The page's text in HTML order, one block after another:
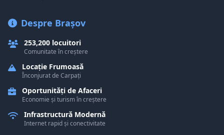
Despre Brașov
253,200 locuitori
Comunitate în creștere
Locație Frumoasă
Înconjurat de Carpați
Oportunități de Afaceri
Economie și turism în creștere
Infrastructură Modernă
Internet rapid și conectivitate